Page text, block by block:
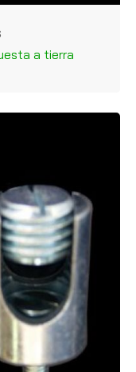
a tierra